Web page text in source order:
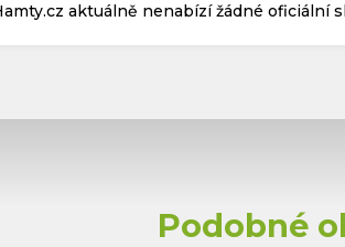
aktuálně nenabízí žádné oficiální
Podobné